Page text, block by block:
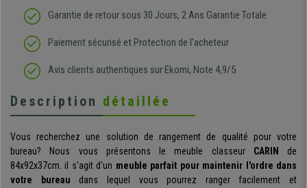
Garantie de retour sous 30 Jours, 2 Ans Garantie Totale
Paiement sécurisé et Protection de l'acheteur
Avis clients authentiques sur Ekomi, Note 4,9/5
Description détaillée
Vous recherchez une solution de rangement de qualité pour votre
bureau? Nous vous présentons le meuble classeur CARIN
de
84x92x37cm. il s'agit d'un meuble parfait pour maintenir l'ordre dans
votre bureau dans lequel vous pourrez ranger facilement et